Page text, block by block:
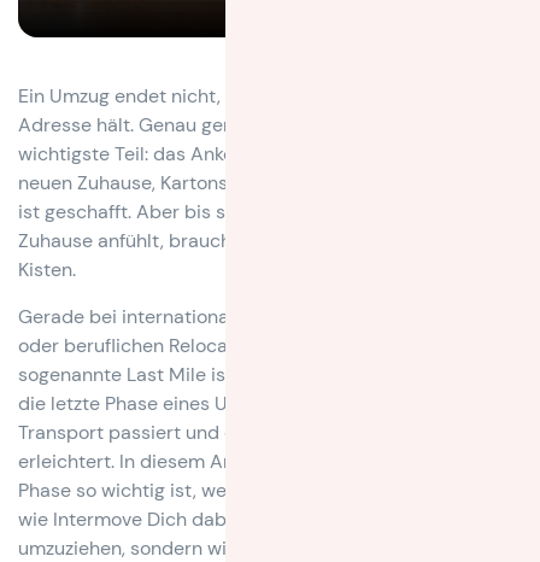
Ein Umzug endet nicht, wenn der LKW vor der neuen
Adresse hält. Genau genommen beginnt dort oft der
wichtigste Teil: das Ankommen. Möbel stehen zwar im
neuen Zuhause, Kartons sind geliefert und der Transport
ist geschafft. Aber bis sich ein neuer Ort wirklich nach
Zuhause anfühlt, braucht es mehr als nur ausgepackte
Kisten.
Gerade bei internationalen Umzügen, Familienumzügen
oder beruflichen Relocations zeigt sich schnell: Die
sogenannte Last Mile ist entscheidend. Sie beschreibt
die letzte Phase eines Umzugs, also alles, was nach dem
Transport passiert und den Start am neuen Wohnort
erleichtert. In diesem Artikel erfährst Du, warum diese
Phase so wichtig ist, welche Aufgaben dazugehören und
wie Intermove Dich dabei unterstützt, nicht nur
umzuziehen, sondern wirklich anzukommen.